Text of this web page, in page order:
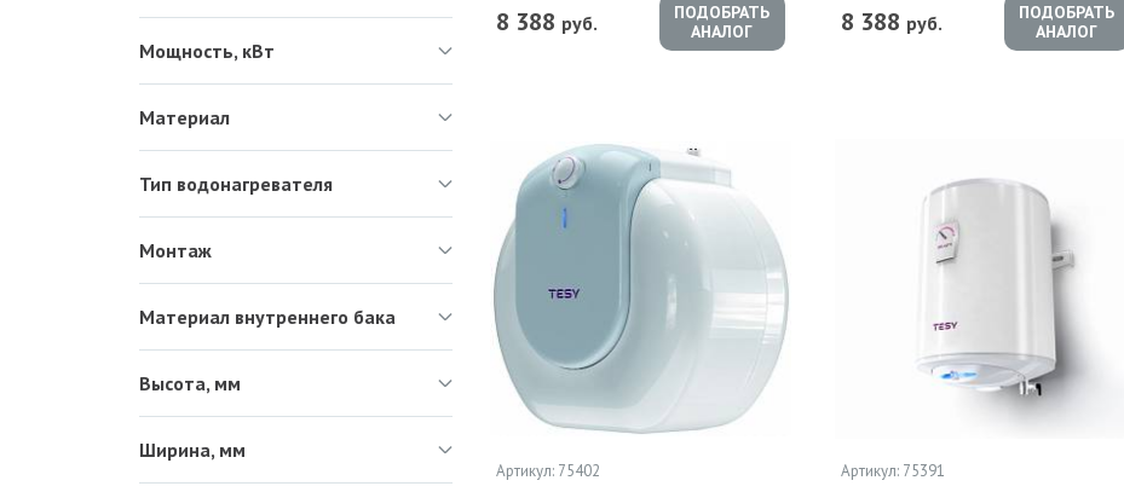
Мощность, кВт
Материал
Тип водонагревателя
Монтаж
Материал внутреннего бака
Высота, мм
Ширина, мм
8 388 руб.
ПОДОБРАТЬ
АНАЛОГ
8 388 руб.
ПОДОБРАТЬ
АНАЛОГ
Артикул: 75402 Артикул: 75391